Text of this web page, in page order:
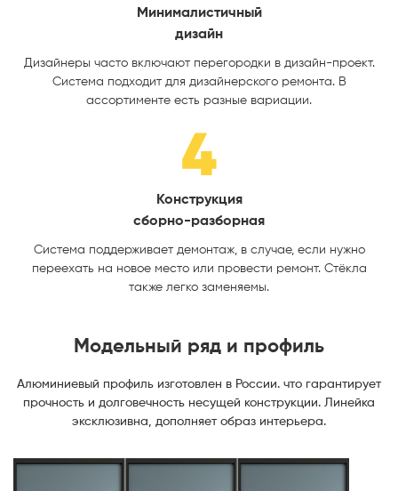
Минималистичный
дизайн
Дизайнеры часто включают перегородки в дизайн-проект.
Система подходит для дизайнерского ремонта. В
ассортименте есть разные вариации.
Конструкция
сборно-разборная
Система поддерживает демонтаж, в случае, если нужно
переехать на новое место или провести ремонт. Стёкла
также легко заменяемы.
Модельный ряд и профиль
Алюминиевый профиль изготовлен в России. что гарантирует
прочность и долговечность несущей конструкции. Линейка
эксклюзивна, дополняет образ интерьера.